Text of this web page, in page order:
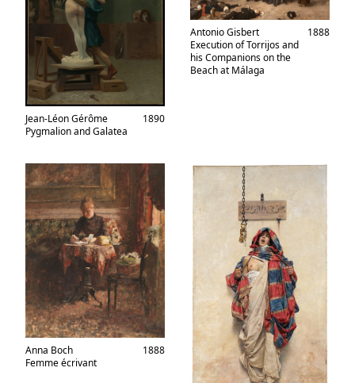
Jean-Léon Gérôme
Pygmalion and Galatea
1890
Antonio Gisbert
Execution of Torrijos and
his Companions on the
Beach at Málaga
1888
Anna Boch
Femme écrivant
1888